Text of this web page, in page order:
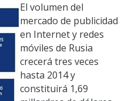
El volumen del
mercado de publicidad
en Internet y redes
móviles de Rusia
crecerá tres veces
hasta 2014 y
constituirá 1,69